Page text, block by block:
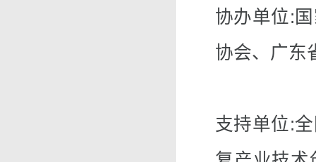
协办单位:
协会、广东
支持单位: